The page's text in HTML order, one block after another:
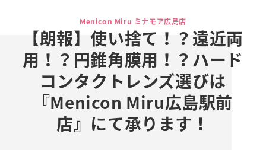
Menicon Miru ミナモア広島店
【朗報】使い捨て！？遠近両
用！？円錐角膜用！？ハード
コンタクトレンズ選びは
『Menicon Miru広島駅前
店』にて承ります！